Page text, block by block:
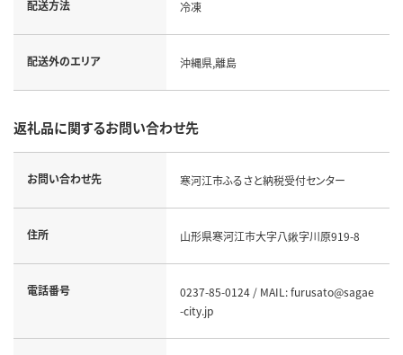
配送方法 冷凍
配送外のエリア 沖縄県,離島
返礼品に関するお問い合わせ先
お問い合わせ先 寒河江市ふるさと納税受付センター
住所 山形県寒河江市大字八鍬字川原919-8
電話番号
0237-85-0124 / MAIL: furusato@sagae
-city.jp